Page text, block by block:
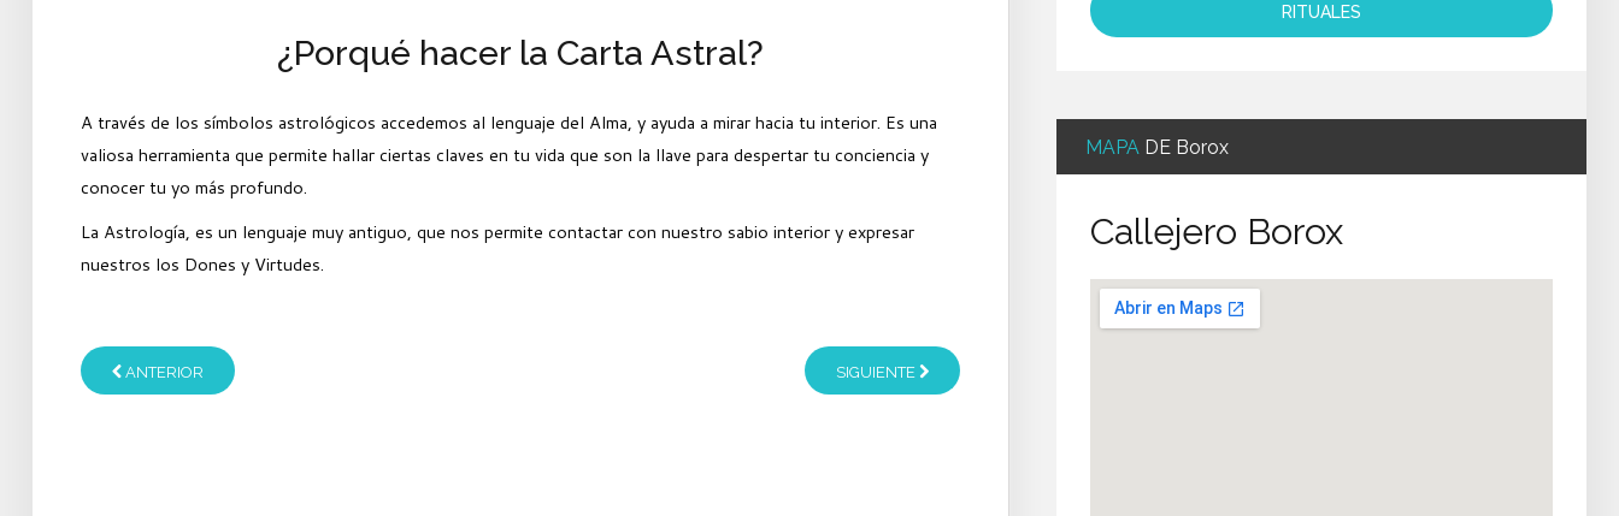
¿Porqué hacer la Carta Astral?
A través de los símbolos astrológicos accedemos al lenguaje del Alma, y ayuda a mirar hacia tu interior. Es una
valiosa herramienta que permite hallar ciertas claves en tu vida que son la llave para despertar tu conciencia y
conocer tu yo más profundo.
La Astrología, es un lenguaje muy antiguo, que nos permite contactar con nuestro sabio interior y expresar
nuestros los Dones y Virtudes.
ANTERIOR SIGUIENTE
RITUALES
MAPA DE Borox
Callejero Borox